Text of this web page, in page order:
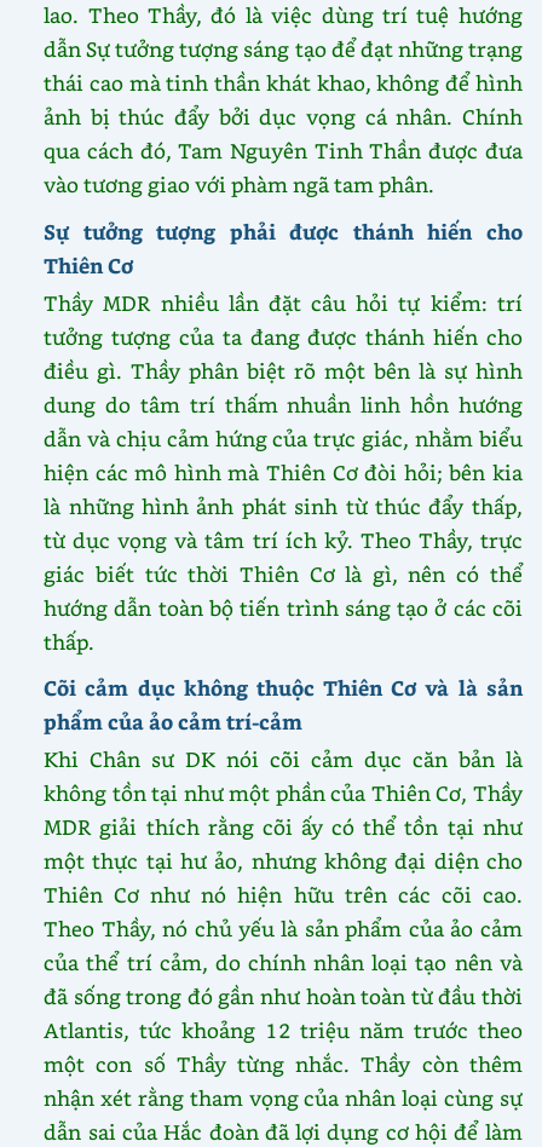
lao. Theo Thầy, đó là việc dùng trí tuệ hướng
dẫn Sự tưởng tượng sáng tạo để đạt những trạng
thái cao mà tinh thần khát khao, không để hình
ảnh bị thúc đẩy bởi dục vọng cá nhân. Chính
qua cách đó, Tam Nguyên Tinh Thần được đưa
vào tương giao với phàm ngã tam phân.
Sự tưởng tượng phải được thánh hiến cho
Thiên Cơ
Thầy MDR nhiều lần đặt câu hỏi tự kiểm: trí
tưởng tượng của ta đang được thánh hiến cho
điều gì. Thầy phân biệt rõ một bên là sự hình
dung do tâm trí thấm nhuần linh hồn hướng
dẫn và chịu cảm hứng của trực giác, nhằm biểu
hiện các mô hình mà Thiên Cơ đòi hỏi; bên kia
là những hình ảnh phát sinh từ thúc đẩy thấp,
từ dục vọng và tâm trí ích kỷ. Theo Thầy, trực
giác biết tức thời Thiên Cơ là gì, nên có thể
hướng dẫn toàn bộ tiến trình sáng tạo ở các cõi
thấp.
Cõi cảm dục không thuộc Thiên Cơ và là sản
phẩm của ảo cảm trí-cảm
Khi Chân sư DK nói cõi cảm dục căn bản là
không tồn tại như một phần của Thiên Cơ, Thầy
MDR giải thích rằng cõi ấy có thể tồn tại như
một thực tại hư ảo, nhưng không đại diện cho
Thiên Cơ như nó hiện hữu trên các cõi cao.
Theo Thầy, nó chủ yếu là sản phẩm của ảo cảm
của thể trí cảm, do chính nhân loại tạo nên và
đã sống trong đó gần như hoàn toàn từ đầu thời
Atlantis, tức khoảng 12 triệu năm trước theo
một con số Thầy từng nhắc. Thầy còn thêm
nhận xét rằng tham vọng của nhân loại cùng sự
dẫn sai của Hắc đoàn đã lợi dụng cơ hội để làm